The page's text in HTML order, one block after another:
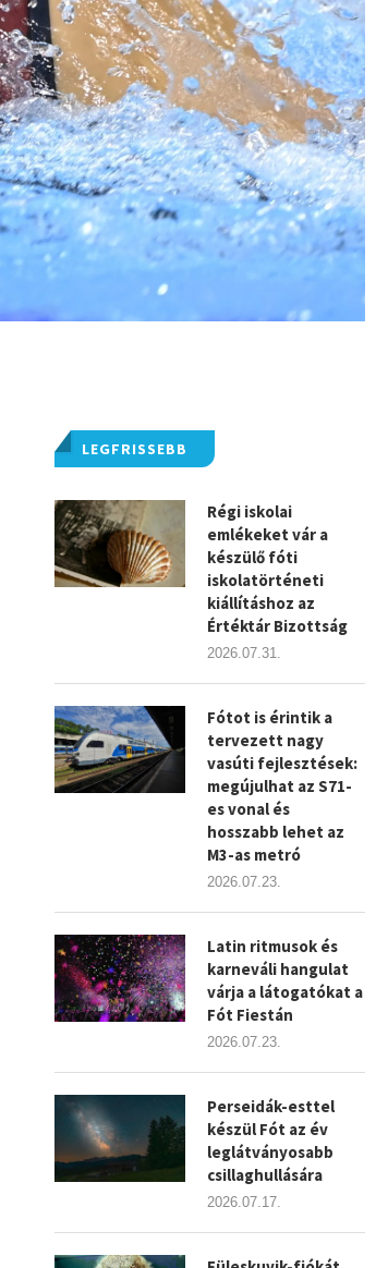
jönnek Fóton – Már a
fakivágás...
olvasási akció
LEGFRISSEBB
Régi iskolai
emlékeket vár a
készülő fóti
iskolatörténeti
kiállításhoz az
Értéktár Bizottság
2026.07.31.
Fótot is érintik a
tervezett nagy
vasúti fejlesztések:
megújulhat az S71-
es vonal és
hosszabb lehet az
M3-as metró
2026.07.23.
Latin ritmusok és
karneváli hangulat
várja a látogatókat a
Fót Fiestán
2026.07.23.
Perseidák-esttel
készül Fót az év
leglátványosabb
csillaghullására
2026.07.17.